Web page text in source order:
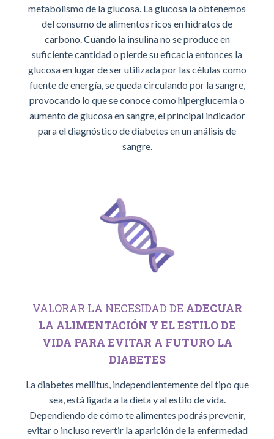
metabolismo de la glucosa. La glucosa la obtenemos
del consumo de alimentos ricos en hidratos de
carbono. Cuando la insulina no se produce en
suficiente cantidad o pierde su eficacia entonces la
glucosa en lugar de ser utilizada por las células como
fuente de energía, se queda circulando por la sangre,
provocando lo que se conoce como hiperglucemia o
aumento de glucosa en sangre, el principal indicador
para el diagnóstico de diabetes en un análisis de
sangre.
VALORAR LA NECESIDAD DE ADECUAR
LA ALIMENTACIÓN Y EL ESTILO DE
VIDA PARA EVITAR A FUTURO LA
DIABETES
La diabetes mellitus, independientemente del tipo que
sea, está ligada a la dieta y al estilo de vida.
Dependiendo de cómo te alimentes podrás prevenir,
evitar o incluso revertir la aparición de la enfermedad